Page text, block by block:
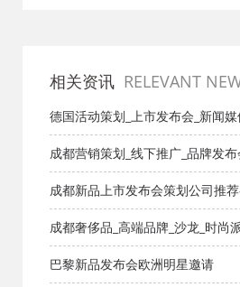
相关资讯 RELEVANT
德国活动策划_上市发布会_新闻
成都营销策划_线下推广_品牌发
成都新品上市发布会策划公司推
划
成都奢侈品_高端品牌_沙龙_时尚
策划公司
巴黎新品发布会欧洲明星邀请